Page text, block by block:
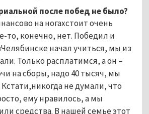
после побед не было?
на ногахстоит очень
то, конечно, нет. Победил и
начал учиться, мы из
Только расплатимся, а он –
на сборы, надо 40 тысяч, мы
не думали, что
ему нравилось, а мы
средства. В нашей семье этот